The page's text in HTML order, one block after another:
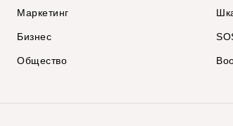
Маркетинг
Бизнес
Общество